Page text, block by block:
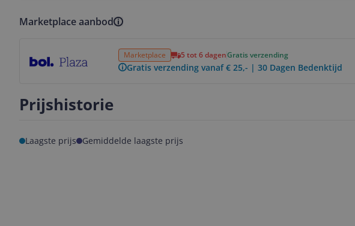
Marketplace aanbod
Marketplace 5 tot 6 dagenGratis verzending
Gratis verzending vanaf € 25,- | 30 Dagen Bedenktijd
Prijshistorie
Laagste prijs Gemiddelde laagste prijs